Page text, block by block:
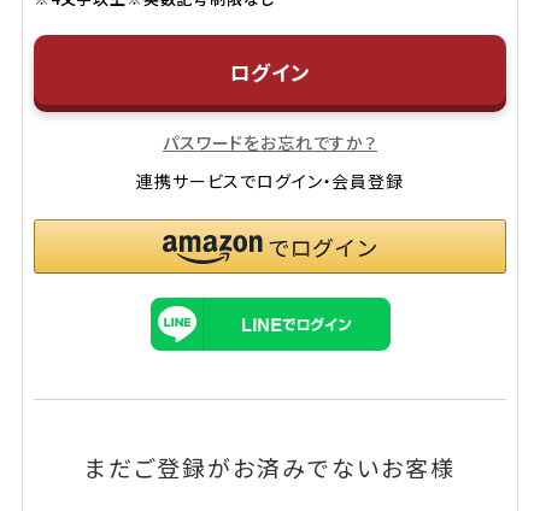
ログイン
パスワードをお忘れですか？
連携サービスでログイン・会員登録
まだご登録がお済みでないお客様